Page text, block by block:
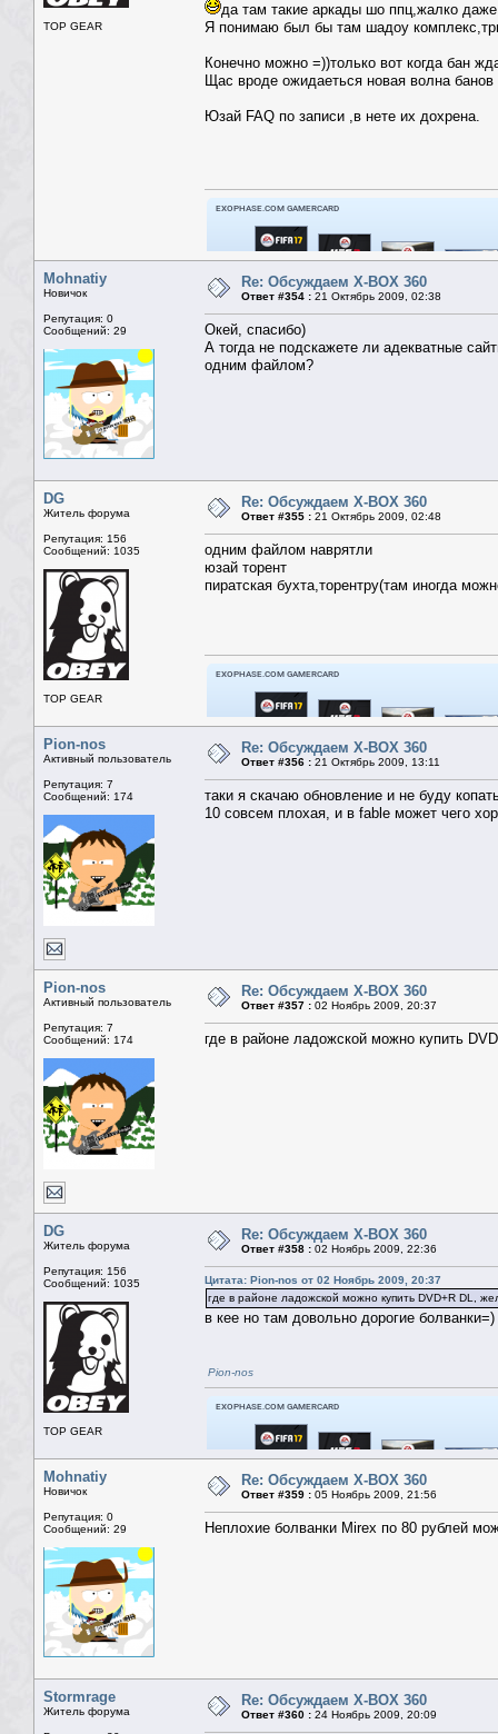
TOP GEAR
да там такие аркады шо ппц,жалко даже
Я понимаю был бы там шадоу
Конечно можно =))только вот когда бан
Щас вроде ожидаеться новая волна
Юзай FAQ по записи ,в нете их дохрена.
Mohnatiy
Новичок
Репутация: 0
Сообщений: 29
Re: Обсуждаем X-BOX 360
Ответ #354 : 21 Октябрь 2009, 02:38
Окей, спасибо)
А тогда не подскажете ли адекватные
одним файлом?
DG
Житель форума
Репутация: 156
Сообщений: 1035
TOP GEAR
Re: Обсуждаем X-BOX 360
Ответ #355 : 21 Октябрь 2009, 02:48
одним файлом наврятли
юзай торент
пиратская бухта,торентру(там иногда
Pion-nos
Активный пользователь
Репутация: 7
Сообщений: 174
Re: Обсуждаем X-BOX 360
Ответ #356 : 21 Октябрь 2009, 13:11
таки я скачаю обновление и не буду
10 совсем плохая, и в fable может чего
Pion-nos
Активный пользователь
Репутация: 7
Сообщений: 174
Re: Обсуждаем X-BOX 360
Ответ #357 : 02 Ноябрь 2009, 20:37
где в районе ладожской можно купить
DG
Житель форума
Репутация: 156
Сообщений: 1035
TOP GEAR
Re: Обсуждаем X-BOX 360
Ответ #358 : 02 Ноябрь 2009, 22:36
Цитата: Pion-nos от 02 Ноябрь 2009, 20:37
где в районе ладожской можно купить DVD+R DL,
в кее но там довольно дорогие болванки=)
Pion-nos
Mohnatiy
Новичок
Репутация: 0
Сообщений: 29
Re: Обсуждаем X-BOX 360
Ответ #359 : 05 Ноябрь 2009, 21:56
Неплохие болванки Mirex по 80 рублей
Stormrage
Житель форума
Re: Обсуждаем X-BOX 360
Ответ #360 : 24 Ноябрь 2009, 20:09